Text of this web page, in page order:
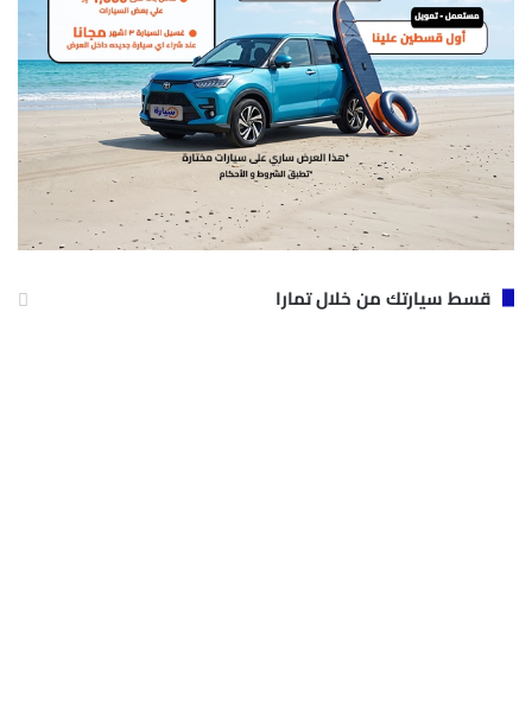
قسط سيارتك من خلال تمارا